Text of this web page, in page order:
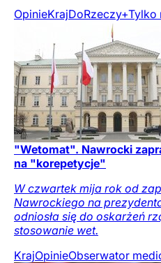
OpinieKrajDoRzeczy+Tylko
"Wetomat". Nawrocki
na "korepetycje"
W czwartek mija rok od
Nawrockiego na
odniosła się do oskarżeń
stosowanie wet.
KrajOpinieObserwator